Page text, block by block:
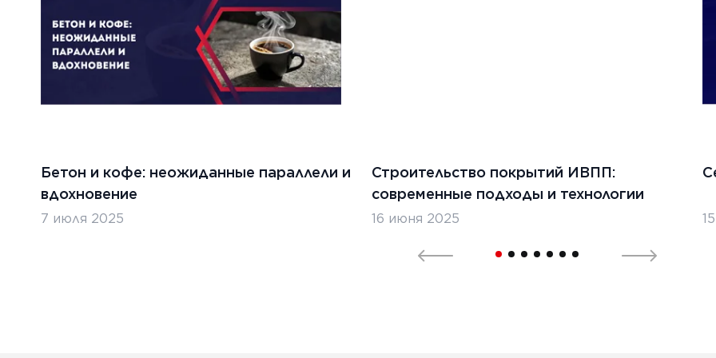
Бетон и кофе: неожиданные параллели и
вдохновение
7 июля 2025
Строительство покрытий ИВПП:
современные подходы и технологии
16 июня 2025